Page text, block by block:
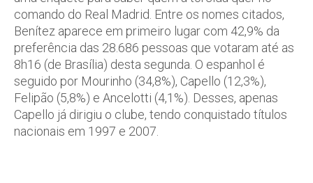
comando do Real Madrid. Entre os nomes citados,
Benítez aparece em primeiro lugar com 42,9% da
preferência das 28.686 pessoas que votaram até as
8h16 (de Brasília) desta segunda. O espanhol é
seguido por Mourinho (34,8%), Capello (12,3%),
Felipão (5,8%) e Ancelotti (4,1%). Desses, apenas
Capello já dirigiu o clube, tendo conquistado títulos
nacionais em 1997 e 2007.